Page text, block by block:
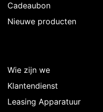
Cadeaubon
Nieuwe producten
Wie zijn we
Klantendienst
Leasing Apparatuur